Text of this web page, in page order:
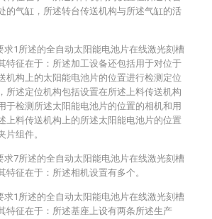
的气缸，所述转台传送机构与所述气缸的活
求1所述的全自动太阳能电池片在线激光刻槽
特征在于：所述加工设备还包括用于对位于
机构上的太阳能电池片的位置进行检测定位
所述定位机构包括设置在所述上料传送机构
于检测所述太阳能电池片的位置的相机和用
上料传送机构上的所述太阳能电池片的位置
片组件。
求7所述的全自动太阳能电池片在线激光刻槽
特征在于：所述相机设置有多个。
求1所述的全自动太阳能电池片在线激光刻槽
特征在于：所述基座上设有两条所述生产